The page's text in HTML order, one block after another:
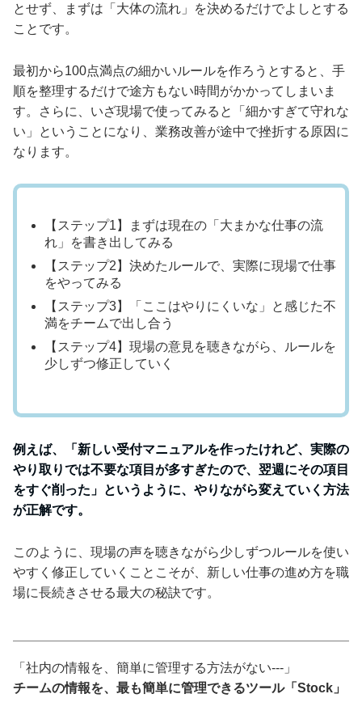
とせず、まずは「大体の流れ」を決めるだけでよしとする
ことです。
最初から100点満点の細かいルールを作ろうとすると、手
順を整理するだけで途方もない時間がかかってしまいま
す。さらに、いざ現場で使ってみると「細かすぎて守れな
い」ということになり、業務改善が途中で挫折する原因に
なります。
【ステップ1】まずは現在の「大まかな仕事の流
れ」を書き出してみる
【ステップ2】決めたルールで、実際に現場で仕事
をやってみる
【ステップ3】「ここはやりにくいな」と感じた不
満をチームで出し合う
【ステップ4】現場の意見を聴きながら、ルールを
少しずつ修正していく
例えば、「新しい受付マニュアルを作ったけれど、実際の
やり取りでは不要な項目が多すぎたので、翌週にその項目
をすぐ削った」というように、やりながら変えていく方法
が正解です。
このように、現場の声を聴きながら少しずつルールを使い
やすく修正していくことこそが、新しい仕事の進め方を職
場に長続きさせる最大の秘訣です。
「社内の情報を、簡単に管理する方法がない---」
チームの情報を、最も簡単に管理できるツール「Stock」